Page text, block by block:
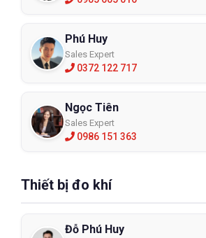
Phú Huy
Sales Expert
0372 122 717
Ngọc Tiên
Sales Expert
0986 151 363
Thiết bị đo khí
Đỗ Phú Huy